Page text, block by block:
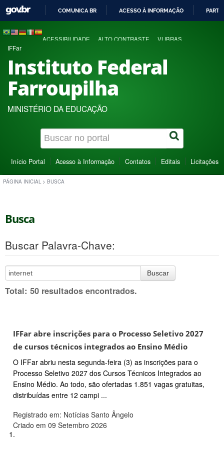
COMUNICA BR ACESSO À INFORMAÇÃO
ACESSIBILIDADE ALTO CONTRASTE VLIBRAS
IFFar
Instituto Federal
Farroupilha
MINISTÉRIO DA EDUCAÇÃO
Início Portal Acesso à Informação Contatos Editais Licitações
PÁGINA INICIAL > BUSCA
Busca
Buscar Palavra-Chave:
Buscar
Total: 50 resultados encontrados.
IFFar abre inscrições para o Processo Seletivo 2027
de cursos técnicos integrados ao Ensino Médio
O IFFar abriu nesta segunda-feira (3) as inscrições para o
Processo Seletivo 2027 dos Cursos Técnicos Integrados ao
Ensino Médio. Ao todo, são ofertadas 1.851 vagas gratuitas,
distribuídas entre 12 campi ...
Registrado em: Notícias Santo Ângelo
Criado em 09 Setembro 2026
1.